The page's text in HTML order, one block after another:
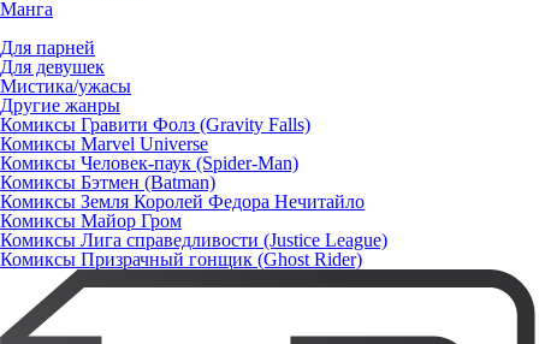
Манга
Для парней
Для девушек
Мистика/ужасы
Другие жанры
Комиксы Гравити Фолз (Gravity Falls)
Комиксы Marvel Universe
Комиксы Человек-паук (Spider-Man)
Комиксы Бэтмен (Batman)
Комиксы Земля Королей Федора Нечитайло
Комиксы Майор Гром
Комиксы Лига справедливости (Justice League)
Комиксы Призрачный гонщик (Ghost Rider)